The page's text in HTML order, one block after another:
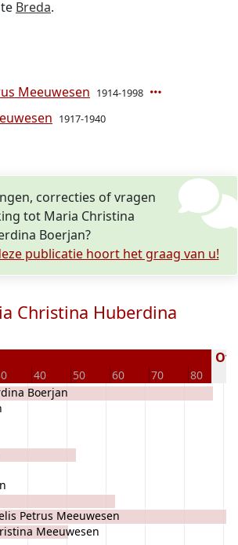
Breda.
Meeuwesen 1914-1998
1917-1940
correcties of vragen
tot Maria Christina
Boerjan?
publicatie hoort het graag van u!
Christina Huberdina
40 50 60 70 80
Boerjan
Petrus Meeuwesen
Meeuwesen